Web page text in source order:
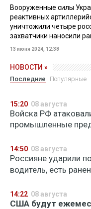
Вооруженные силы
реактивных
уничтожили четыре
захватчики наносили
13 июня 2024, 12:38
НОВОСТИ »
Последние Популярные
15:20 08 августа
Войска РФ
промышленные
14:50 08 августа
Россияне ударили
водитель, есть
14:22 08 августа
США будут